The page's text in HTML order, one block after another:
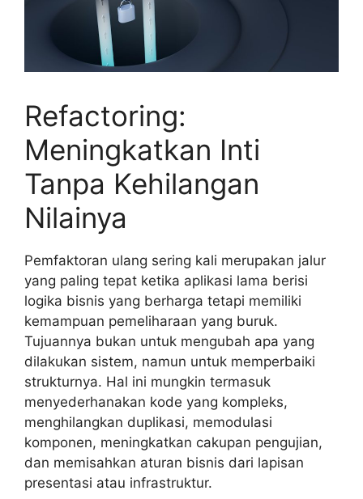
Refactoring:
Meningkatkan Inti
Tanpa Kehilangan
Nilainya
Pemfaktoran ulang sering kali merupakan jalur
yang paling tepat ketika aplikasi lama berisi
logika bisnis yang berharga tetapi memiliki
kemampuan pemeliharaan yang buruk.
Tujuannya bukan untuk mengubah apa yang
dilakukan sistem, namun untuk memperbaiki
strukturnya. Hal ini mungkin termasuk
menyederhanakan kode yang kompleks,
menghilangkan duplikasi, memodulasi
komponen, meningkatkan cakupan pengujian,
dan memisahkan aturan bisnis dari lapisan
presentasi atau infrastruktur.